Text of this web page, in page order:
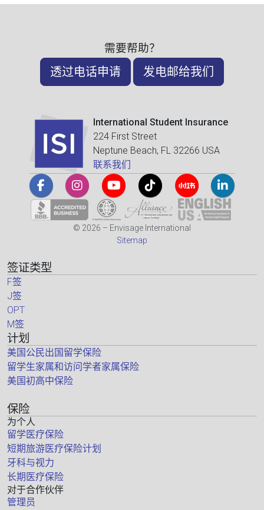
需要帮助？
透过电话申请 发电邮给我们
International Student Insurance
224 First Street
Neptune Beach, FL 32266 USA
联系我们
© 2026 – Envisage International
Sitemap
签证类型
F签
J签
OPT
M签
计划
美国公民出国留学保险
留学生家属和访问学者家属保险
美国初高中保险
保险
为个人
留学医疗保险
短期旅游医疗保险计划
牙科与视力
长期医疗保险
对于合作伙伴
管理员